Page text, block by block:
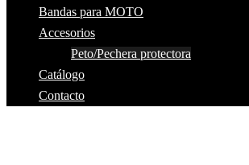
Bandas para MOTO
Accesorios
Peto/Pechera protectora
Catálogo
Contacto